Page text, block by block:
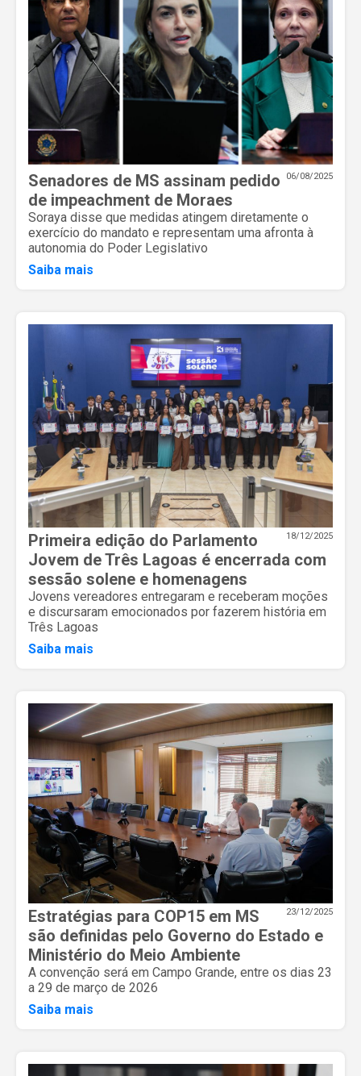
06/08/2025
Senadores de MS assinam pedido
de impeachment de Moraes
Soraya disse que medidas atingem diretamente o
exercício do mandato e representam uma afronta à
autonomia do Poder Legislativo
Saiba mais
18/12/2025
Primeira edição do Parlamento
Jovem de Três Lagoas é encerrada com
sessão solene e homenagens
Jovens vereadores entregaram e receberam moções
e discursaram emocionados por fazerem história em
Três Lagoas
Saiba mais
23/12/2025
Estratégias para COP15 em MS
são definidas pelo Governo do Estado e
Ministério do Meio Ambiente
A convenção será em Campo Grande, entre os dias 23
a 29 de março de 2026
Saiba mais